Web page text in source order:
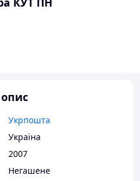
Укрпошта
Україна
2007
Негашене